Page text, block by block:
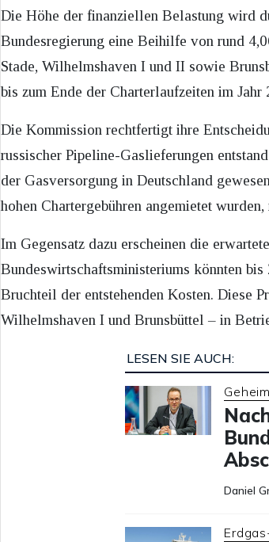
Die Höhe der finanziellen Belastung wird
Bundesregierung eine Beihilfe von rund
Stade, Wilhelmshaven I und II sowie
bis zum Ende der Charterlaufzeiten im Jahr
Die Kommission rechtfertigt ihre
russischer Pipeline-Gaslieferungen
der Gasversorgung in Deutschland
hohen Chartergebühren angemietet
Im Gegensatz dazu erscheinen die
Bundeswirtschaftsministeriums könnten
Bruchteil der entstehenden Kosten. Diese
Wilhelmshaven I und Brunsbüttel – in
LESEN SIE AUCH:
Daniel